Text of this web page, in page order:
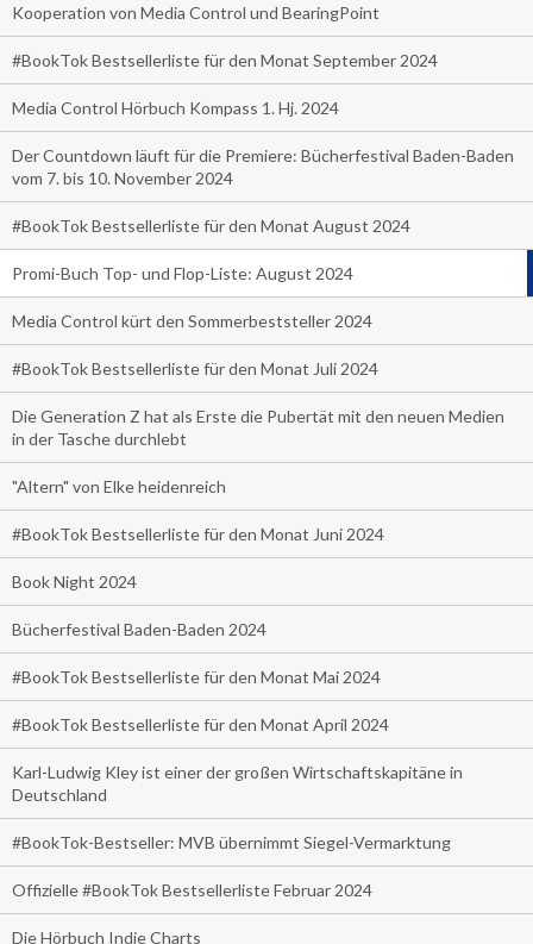
Kooperation von Media Control und BearingPoint
#BookTok Bestsellerliste für den Monat September 2024
Media Control Hörbuch Kompass 1. Hj. 2024
Der Countdown läuft für die Premiere: Bücherfestival Baden-Baden
vom 7. bis 10. November 2024
#BookTok Bestsellerliste für den Monat August 2024
Promi-Buch Top- und Flop-Liste: August 2024
Media Control kürt den Sommerbeststeller 2024
#BookTok Bestsellerliste für den Monat Juli 2024
Die Generation Z hat als Erste die Pubertät mit den neuen Medien
in der Tasche durchlebt
"Altern" von Elke heidenreich
#BookTok Bestsellerliste für den Monat Juni 2024
Book Night 2024
Bücherfestival Baden-Baden 2024
#BookTok Bestsellerliste für den Monat Mai 2024
#BookTok Bestsellerliste für den Monat April 2024
Karl-Ludwig Kley ist einer der großen Wirtschaftskapitäne in
Deutschland
#BookTok-Bestseller: MVB übernimmt Siegel-Vermarktung
Offizielle #BookTok Bestsellerliste Februar 2024
Die Hörbuch Indie Charts